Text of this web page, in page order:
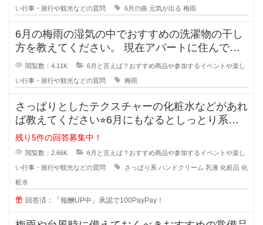
い行事・旅行や観光などの質問 6月の曲 元気が出る 梅雨
6月の梅雨の湿気の中でおすすめの洗濯物の干し
方を教えてください。 現在アパートに住んでい
ますが、この時期の湿気で洗
閲覧数：4.11K 6月と言えば？おすすめ商品や参加するイベントや楽し
い行事・旅行や観光などの質問 梅雨
さっぱりとしたテクスチャーの化粧水などがあれ
ば教えてください⭐︎6月にもなるとしっとり系の
ものからさっぱり
残り5件の回答募集中！
閲覧数：2.66K 6月と言えば？おすすめ商品や参加するイベントや楽し
い行事・旅行や観光などの質問 さっぱり系 ハンドクリーム 乳液 化粧品 化
粧水
回答済：「報酬UP中」承認で100PayPay！